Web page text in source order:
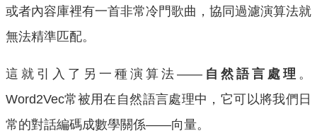
或者內容庫裡有一首非常冷門歌曲，協同過濾演算法就
無法精準匹配。
這就引入了另一種演算法—— 自然語言處理 。
Word2Vec常被用在自然語言處理中，它可以將我們日
常的對話編碼成數學關係——向量。